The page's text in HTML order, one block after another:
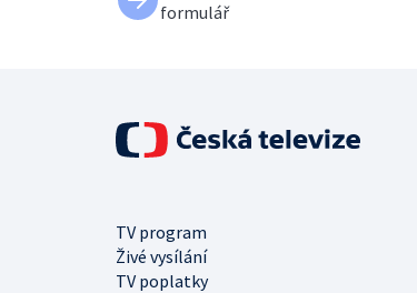
formulář
TV program
Živé vysílání
TV poplatky